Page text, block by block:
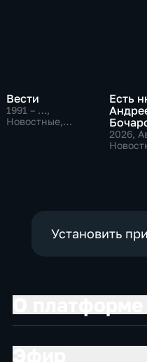
Вести
1991 – …,
Новостные,
Есть
2026,
Установить